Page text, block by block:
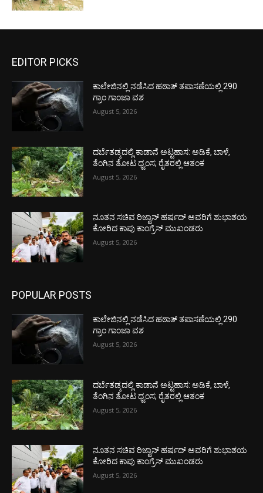
EDITOR PICKS
ಕಾಲೇಜಿನಲ್ಲಿ ನಡೆಸಿದ ಹಠಾತ್ ತಪಾಸಣೆಯಲ್ಲಿ 290
ಗ್ರಾಂ ಗಾಂಜಾ ವಶ
August 5, 2026
ದರ್ಬೆತಡ್ಕದಲ್ಲಿ ಕಾಡಾನೆ ಅಟ್ಟಹಾಸ: ಅಡಿಕೆ, ಬಾಳೆ,
ತೆಂಗಿನ ತೋಟ ಧ್ವಂಸ; ರೈತರಲ್ಲಿ ಆತಂಕ
August 5, 2026
ನೂತನ ಸಚಿವ ರಿಜ್ವಾನ್ ಹರ್ಷದ್ ಅವರಿಗೆ ಶುಭಾಶಯ
ಕೋರಿದ ಕಾಪು ಕಾಂಗ್ರೆಸ್ ಮುಖಂಡರು
August 5, 2026
POPULAR POSTS
ಕಾಲೇಜಿನಲ್ಲಿ ನಡೆಸಿದ ಹಠಾತ್ ತಪಾಸಣೆಯಲ್ಲಿ 290
ಗ್ರಾಂ ಗಾಂಜಾ ವಶ
August 5, 2026
ದರ್ಬೆತಡ್ಕದಲ್ಲಿ ಕಾಡಾನೆ ಅಟ್ಟಹಾಸ: ಅಡಿಕೆ, ಬಾಳೆ,
ತೆಂಗಿನ ತೋಟ ಧ್ವಂಸ; ರೈತರಲ್ಲಿ ಆತಂಕ
August 5, 2026
ನೂತನ ಸಚಿವ ರಿಜ್ವಾನ್ ಹರ್ಷದ್ ಅವರಿಗೆ ಶುಭಾಶಯ
ಕೋರಿದ ಕಾಪು ಕಾಂಗ್ರೆಸ್ ಮುಖಂಡರು
August 5, 2026